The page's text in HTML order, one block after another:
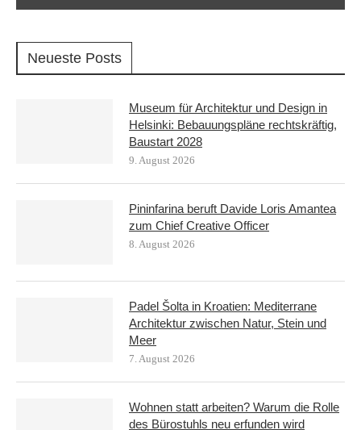
Neueste Posts
Museum für Architektur und Design in
Helsinki: Bebauungspläne rechtskräftig,
Baustart 2028
9. August 2026
Pininfarina beruft Davide Loris Amantea
zum Chief Creative Officer
8. August 2026
Padel Šolta in Kroatien: Mediterrane
Architektur zwischen Natur, Stein und
Meer
7. August 2026
Wohnen statt arbeiten? Warum die Rolle
des Bürostuhls neu erfunden wird